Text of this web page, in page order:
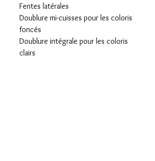
Fentes latérales
Doublure mi-cuisses pour les coloris
foncés
Doublure intégrale pour les coloris
clairs